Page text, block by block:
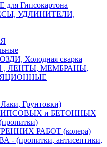
Гипсокартона
УДЛИНИТЕЛИ,
Холодная сварка
, ЛЕНТЫ, МЕМБРАНЫ,
Грунтовки)
и БЕТОННЫХ
РАБОТ (колера)
(пропитки, антисептики,